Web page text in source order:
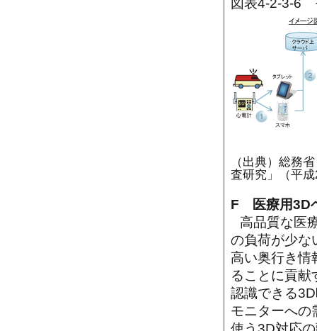
図表4-2-3-6
（出典）総務
査研究」（平
F 医療用3D
高品質な医
の負荷が少な
高い奥行き情
ることに貢献
認識できる
モニターへの